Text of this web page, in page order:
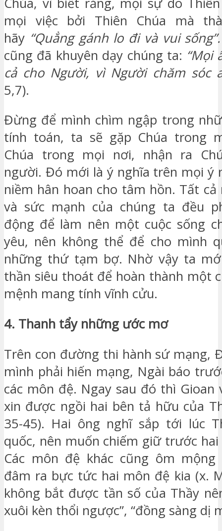
mọi việc bởi Thiên Chúa mà
hãy “Quẳng gánh lo đi và vui sống”.
cũng đã khuyên dạy chúng ta: “Mọi
cả cho Người, vì Người chăm sóc
5,7).
Đừng để mình chìm ngập trong
tính toán, ta sẽ gặp Chúa trong
Chúa trong mọi nơi, nhận ra
người. Đó mới là ý nghĩa trên mọi ý
niềm hân hoan cho tâm hồn. Tất cả
và sức mạnh của chúng ta đều
động để làm nên một cuộc sống
yêu, nên không thể để cho mình
những thứ tạm bợ. Nhờ vậy ta
thần siêu thoát để hoàn thành một
mệnh mang tính vĩnh cửu.
4. Thanh tẩy những ước mơ
Trên con đường thi hành sứ mạng,
mình phải hiến mạng, Ngài báo
các môn đệ. Ngay sau đó thì Gioan
xin được ngồi hai bên tả hữu của
35-45). Hai ông nghĩ sắp tới lúc
quốc, nên muốn chiếm giữ trước
Các môn đệ khác cũng ôm
đâm ra bực tức hai môn đệ kia (x.
không bắt được tần số của Thầy
xuôi kèn thổi ngược”, “đồng sàng dị